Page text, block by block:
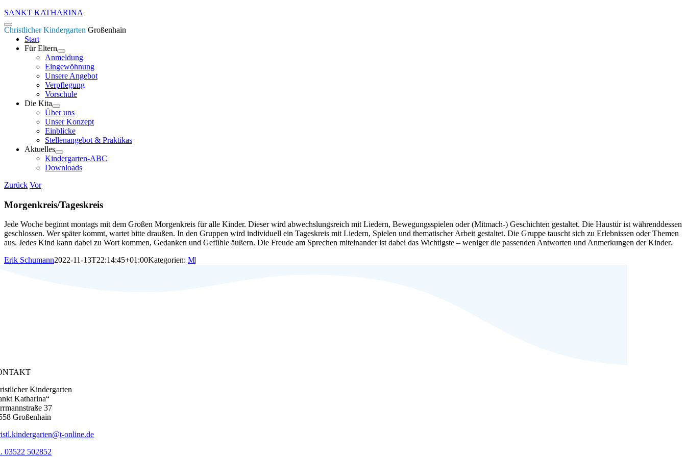
Zum
Inhalt
springen
SANKT KATHARINA
Christlicher Kindergarten Großenhain
Toggle
Navigation
Start
Für Eltern
Anmeldung
Eingewöhnung
Unsere Angebot
Verpflegung
Vorschule
Die Kita
Über uns
Unser Konzept
Einblicke
Stellenangebot & Praktikas
Aktuelles
Kindergarten-ABC
Downloads
Zurück Vor
Morgenkreis/Tageskreis
Jede Woche beginnt montags mit dem Großen Morgenkreis für alle Kinder. Dieser wird abwechslungsreich mitLiedern, Bewegungsspielen oder (Mitmach-) Geschichten gestaltet. Die Haustür ist währenddessen
geschlossen. Wer später kommt, wartet bitte draußen. In den Gruppen wird individuell ein Tageskreis mit Liedern, Spielen und thematischer Arbeit gestaltet. Die Gruppe tauscht sich zu Erlebnissen oder Themen
aus. Jedes Kind kann dabei zu Wort kommen, Gedanken und Gefühle äußern. Die Freude am Sprechen miteinander ist dabei das Wichtigste – weniger die passenden Antworten und Anmerkungen der Kinder.
Erik Schumann2022-11-13T22:14:45+01:00Kategorien: M|
Kindergarten
Katharina“
37
Großenhain
online.de
03522 502852